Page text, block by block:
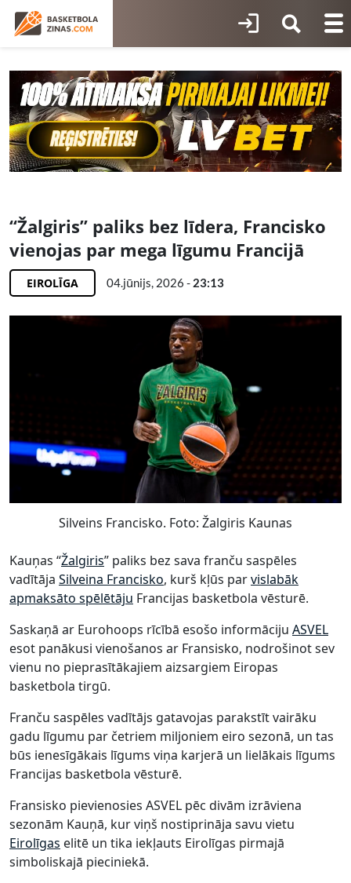
“Žalgiris” paliks bez līdera, Francisko
vienojas par mega līgumu Francijā
EIROLĪGA 04.jūnijs, 2026 - 23:13
Silveins Francisko. Foto: Žalgiris Kaunas
Kauņas “Žalgiris” paliks bez sava franču saspēles
vadītāja Silveina Francisko, kurš kļūs parvislabāk
apmaksāto spēlētāju Francijas basketbola vēsturē.
Saskaņā ar Eurohoops rīcībā esošo informāciju ASVEL
esot panākusi vienošanos ar Fransisko, nodrošinot sev
vienu no pieprasītākajiem aizsargiem Eiropas
basketbola tirgū.
Franču saspēles vadītājs gatavojas parakstīt vairāku
gadu līgumu par četriem miljoniem eiro sezonā, un tas
būs ienesīgākais līgums viņa karjerā un lielākais līgums
Francijas basketbola vēsturē.
Fransisko pievienosies ASVEL pēc divām izrāviena
sezonām Kauņā, kur viņš nostiprināja savu vietu
Eirolīgas elitē un tika iekļauts Eirolīgas pirmajā
simboliskajā pieciniekā.